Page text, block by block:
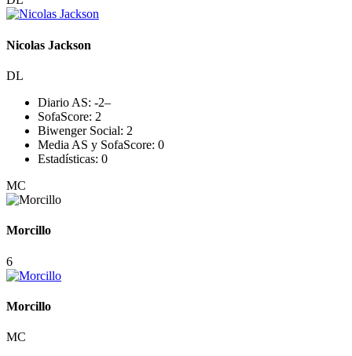
Nicolas Jackson
DL
Diario AS: -2–
SofaScore: 2
Biwenger Social: 2
Media AS y SofaScore: 0
Estadísticas: 0
MC
Morcillo
6
Morcillo
MC